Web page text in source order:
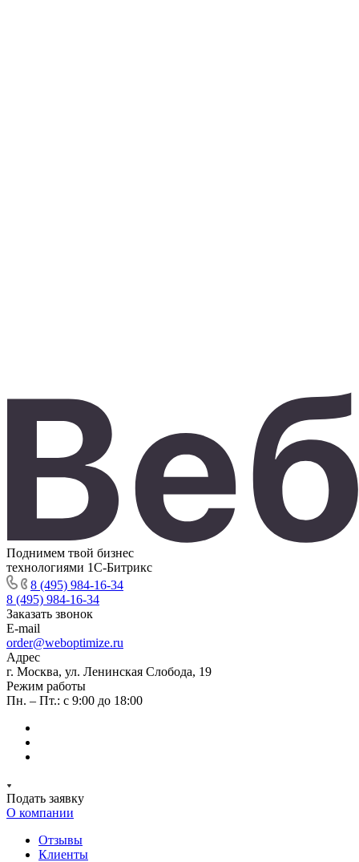
Поднимем твой бизнес
технологиями 1С-Битрикс
8 (495) 984-16-34
8 (495) 984-16-34
Заказать звонок
E-mail
order@weboptimize.ru
Адрес
г. Москва, ул. Ленинская Слобода, 19
Режим работы
Пн. – Пт.: с 9:00 до 18:00
Подать заявку
О компании
Отзывы
Клиенты